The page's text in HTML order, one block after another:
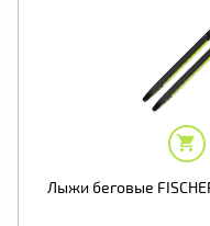
Лыжи беговые